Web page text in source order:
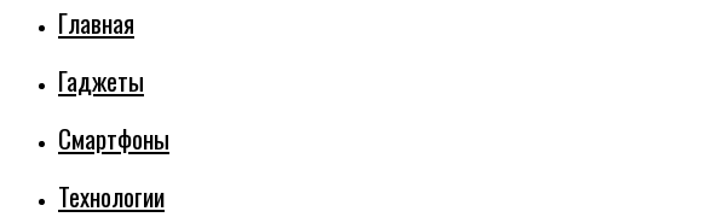
Главная
Гаджеты
Смартфоны
Технологии